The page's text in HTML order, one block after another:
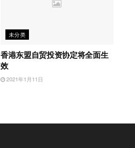
未分类
香港东盟自贸投资协定将全面生
效
2021年1月11日